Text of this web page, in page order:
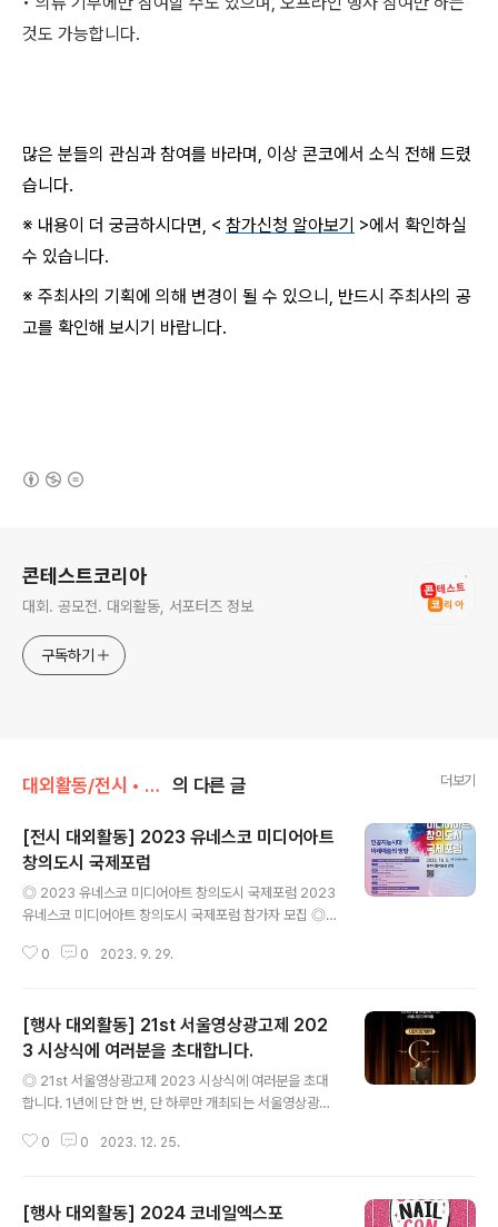
것도 가능합니다.
많은 분들의 관심과 참여를 바라며, 이상 콘코에서 소식 전해 드렸
습니다.
※ 내용이 더 궁금하시다면, < 참가신청 알아보기 >에서 확인하실
수 있습니다.
※ 주최사의 기획에 의해 변경이 될 수 있으니, 반드시 주최사의 공
고를 확인해 보시기 바랍니다.
콘테스트코리아
대회. 공모전. 대외활동, 서포터즈 정보
구독하기
대외활동/전시 • 박람 • 행사 • 축제 의 다른 글 더보기
[전시 대외활동] 2023 유네스코 미디어아트
창의도시 국제포럼
◎ 2023 유네스코 미디어아트 창의도시 국제포럼 2023
유네스코 미디어아트 창의도시 국제포럼 참가자 모집 ◎
23년 10월 5일 목요일 10:00~18:00 ◎ 장소 광주시립
들의 관심과 참여를 바라며, 이상 콘코에서 소식 전해 드렸
습니다. ​ ※ 내용이 더 궁금하시다면, 에서 확인하실 수 있습
니다. ※ 주최사의 기획에 의해 변경이 될 수 있으니, 반드시
주최사의 공고를 확인해 보시기 바랍니다. ​
0 0 2023. 9. 29.
[행사 대외활동] 21st 서울영상광고제 202
3 시상식에 여러분을 초대합니다.
◎ 21st 서울영상광고제 2023 시상식에 여러분을 초대
합니다. 1년에 단 한 번, 단 하루만 개최되는 서울영상광고
러분을 초대합니다! ◎ 서울영상광고제 2023 시상식 ▶
w.tvcf.co.kr/TvcfAward/Main/default.asp ◎ 시상
0 0 2023. 12. 25.
[행사 대외활동] 2024 코네일엑스포